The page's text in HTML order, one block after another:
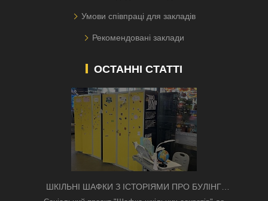
Умови співпраці для закладів
Рекомендовані заклади
ОСТАННІ СТАТТІ
ШКІЛЬНІ ШАФКИ З ІСТОРІЯМИ ПРО БУЛІНГ